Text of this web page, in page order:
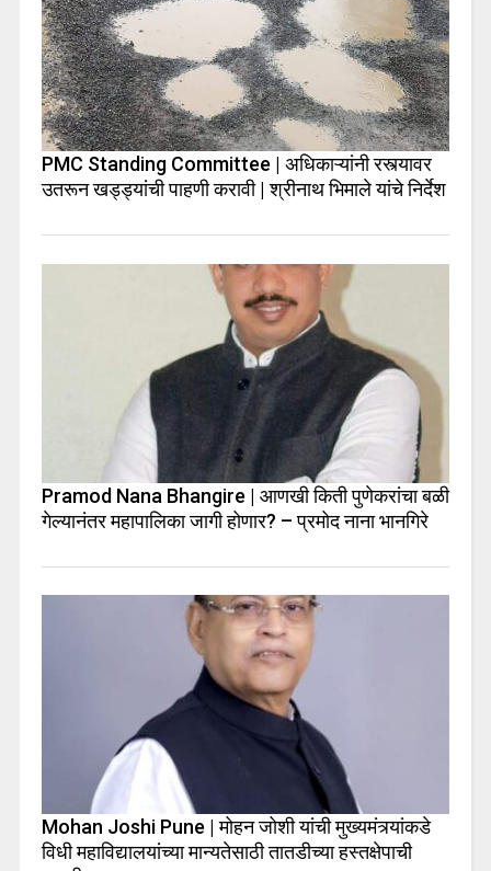
PMC Standing Committee | अधिकाऱ्यांनी रस्त्यावर
उतरून खड्ड्यांची पाहणी करावी | श्रीनाथ भिमाले यांचे निर्देश
Pramod Nana Bhangire | आणखी किती पुणेकरांचा बळी
गेल्यानंतर महापालिका जागी होणार? – प्रमोद नाना भानगिरे
Mohan Joshi Pune | मोहन जोशी यांची मुख्यमंत्र्यांकडे
विधी महाविद्यालयांच्या मान्यतेसाठी तातडीच्या हस्तक्षेपाची